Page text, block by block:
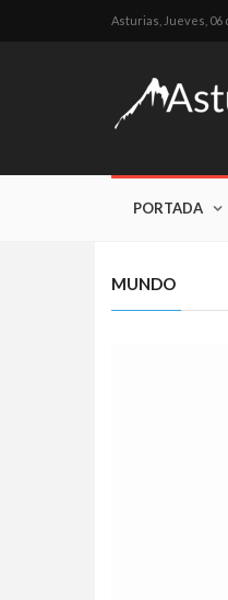
Asturias, Jueves, 06
PORTADA
MUNDO